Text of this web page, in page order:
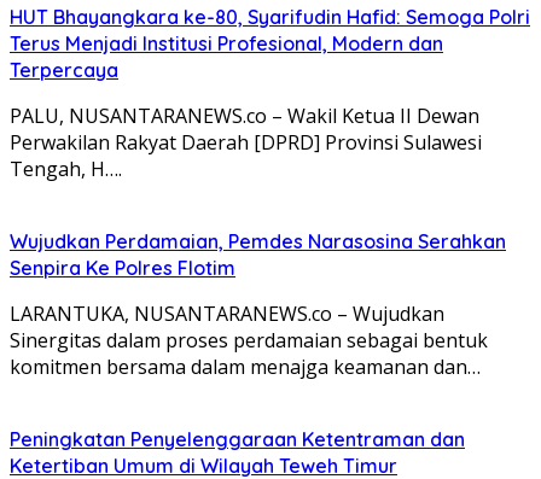
HUT Bhayangkara ke-80, Syarifudin Hafid: Semoga Polri
Terus Menjadi Institusi Profesional, Modern dan
Terpercaya
PALU, NUSANTARANEWS.co – Wakil Ketua II Dewan
Perwakilan Rakyat Daerah [DPRD] Provinsi Sulawesi
Tengah, H….
Wujudkan Perdamaian, Pemdes Narasosina Serahkan
Senpira Ke Polres Flotim
LARANTUKA, NUSANTARANEWS.co – Wujudkan
Sinergitas dalam proses perdamaian sebagai bentuk
komitmen bersama dalam menajga keamanan dan…
Peningkatan Penyelenggaraan Ketentraman dan
Ketertiban Umum di Wilayah Teweh Timur